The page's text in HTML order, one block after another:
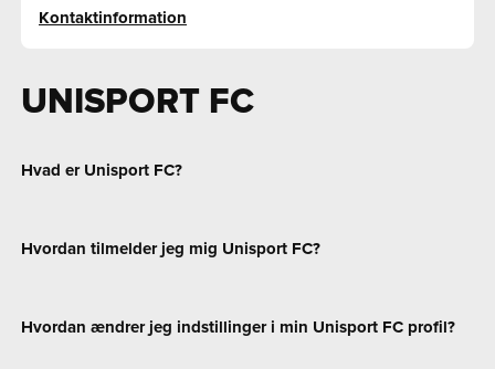
Kontaktinformation
UNISPORT FC
Hvad er Unisport FC?
Hvordan tilmelder jeg mig Unisport FC?
Hvordan ændrer jeg indstillinger i min Unisport FC profil?